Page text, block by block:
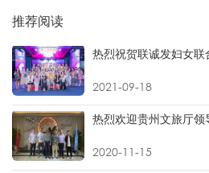
推荐阅读
热烈祝贺联诚发妇女联
2021-09-18
热烈欢迎贵州文旅厅领
2020-11-15